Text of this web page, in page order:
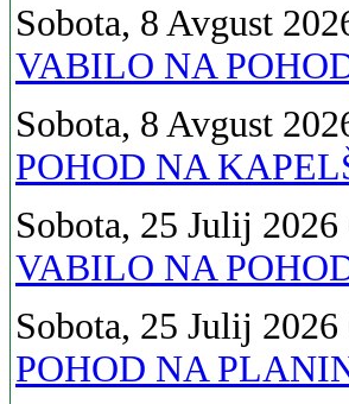
Sobota, 8 Avgust
VABILO NA
Sobota, 8 Avgust
POHOD NA
Sobota, 25 Julij 2026
VABILO NA
Sobota, 25 Julij 2026
POHOD NA